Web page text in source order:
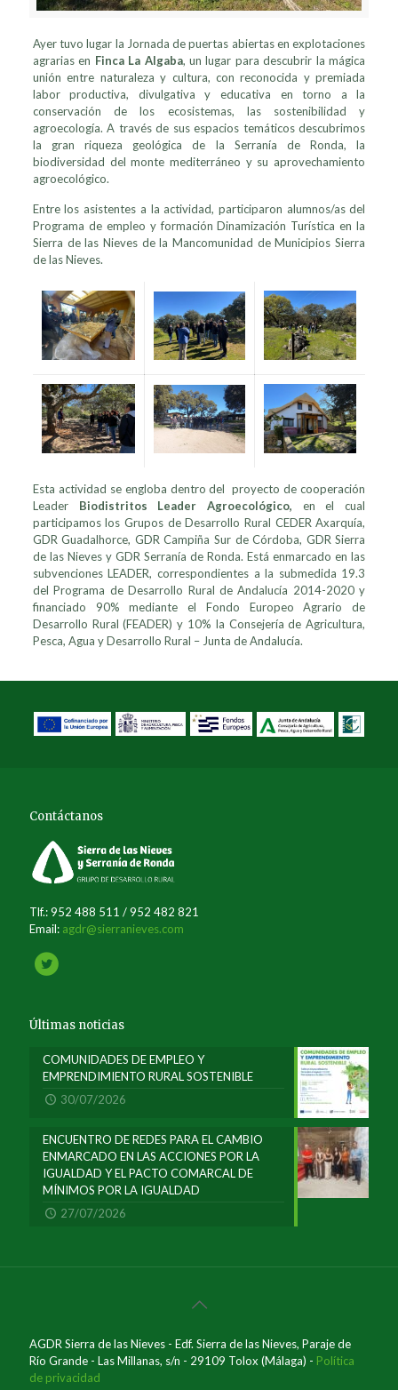
Ayer tuvo lugar la Jornada de puertas abiertas en explotaciones
agrarias en Finca La Algaba, un lugar para descubrir la mágica
unión entre naturaleza y cultura, con reconocida y premiada
labor productiva, divulgativa y educativa en torno a la
conservación de los ecosistemas, las sostenibilidad y
agroecología. A través de sus espacios temáticos descubrimos
la gran riqueza geológica de la Serranía de Ronda, la
biodiversidad del monte mediterráneo y su aprovechamiento
agroecológico.
Entre los asistentes a la actividad, participaron alumnos/as del
Programa de empleo y formación Dinamización Turística en la
Sierra de las Nieves de la Mancomunidad de Municipios Sierra
de las Nieves.
Esta actividad se engloba dentro del proyecto de cooperación
Leader Biodistritos Leader Agroecológico, en el cual
participamos los Grupos de Desarrollo Rural CEDER Axarquía,
GDR Guadalhorce, GDR Campiña Sur de Córdoba, GDR Sierra
de las Nieves y GDR Serranía de Ronda. Está enmarcado en las
subvenciones LEADER, correspondientes a la submedida 19.3
del Programa de Desarrollo Rural de Andalucía 2014-2020 y
financiado 90% mediante el Fondo Europeo Agrario de
Desarrollo Rural (FEADER) y 10% la Consejería de Agricultura,
Pesca, Agua y Desarrollo Rural – Junta de Andalucía.
Contáctanos
Tlf.: 952 488 511 / 952 482 821
Email: agdr@sierranieves.com
Últimas noticias
COMUNIDADES DE EMPLEO Y
EMPRENDIMIENTO RURAL SOSTENIBLE
30/07/2026
ENCUENTRO DE REDES PARA EL CAMBIO
ENMARCADO EN LAS ACCIONES POR LA
IGUALDAD Y EL PACTO COMARCAL DE
MÍNIMOS POR LA IGUALDAD
27/07/2026
AGDR Sierra de las Nieves - Edf. Sierra de las Nieves, Paraje de
Río Grande - Las Millanas, s/n - 29109 Tolox (Málaga) - Política
de privacidad